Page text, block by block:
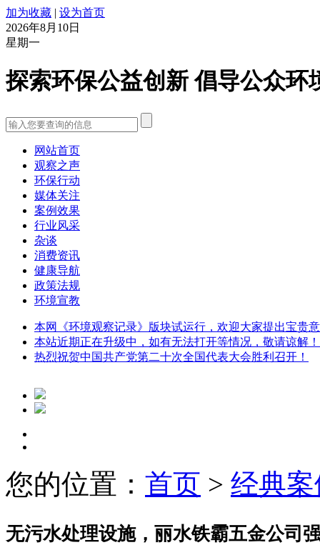
加为收藏 | 设为首页
2026年8月10日
星期一
探索环保公益创新 倡导公众环
网站首页
观察之声
环保行动
媒体关注
案例效果
行业风采
杂谈
消费资讯
健康导航
政策法规
环境宣教
本网《环境观察记录》版块试运行，欢迎大家提出宝贵
本站近期正在升级中，如有无法打开等情况，敬请谅解！
热烈祝贺中国共产党第二十次全国代表大会胜利召开！
您的位置： 首页 > 经典
无污水处理设施，丽水铁霸五金公司